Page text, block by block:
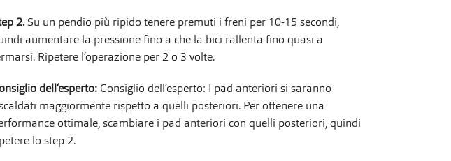
2. Su un pendio più ripido tenere premuti i freni per 10-15 secondi,
aumentare la pressione fino a che la bici rallenta fino quasi a
Ripetere l‘operazione per 2 o 3 volte.
dell‘esperto: Consiglio dell‘esperto: I pad anteriori si saranno
maggiormente rispetto a quelli posteriori. Per ottenere una
ottimale, scambiare i pad anteriori con quelli posteriori, quindi
lo step 2.